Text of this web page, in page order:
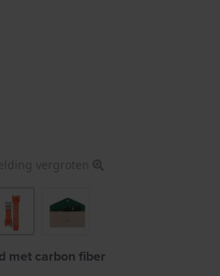
vergroten
met carbon fiber